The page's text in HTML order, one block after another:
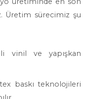
Üretim sürecimiz şu
vinil ve yapışkan
baskı teknolojileri